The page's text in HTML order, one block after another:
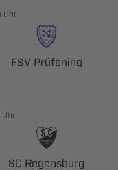
Uhr
 
Uhr
 